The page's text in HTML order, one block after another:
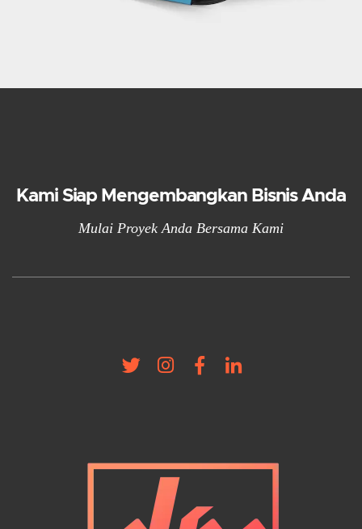
Kami Siap Mengembangkan Bisnis Anda
Mulai Proyek Anda Bersama Kami